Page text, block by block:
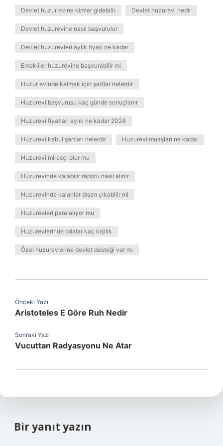
Devlet huzur evine kimler gidebilir Devlet huzurevi nedir
Devlet huzurevine nasıl başvurulur
Devlet huzurevleri aylık fiyatı ne kadar
Emekliler huzurevine başvurabilir mi
Huzur evinde kalmak için şartlar nelerdir
Huzurevi başvurusu kaç günde sonuçlanır
Huzurevi fiyatları aylık ne kadar 2024
Huzurevi kabul şartları nelerdir Huzurevi maaşları ne kadar
Huzurevi mirasçı olur mu
Huzurevinde kalabilir raporu nasıl alınır
Huzurevinde kalanlar dışarı çıkabilir mi
Huzurevleri para alıyor mu
Huzurevlerinde odalar kaç kişilik
Özel huzurevlerine devlet desteği var mı
Önceki Yazı
Aristoteles E Göre Ruh Nedir
Sonraki Yazı
Vucuttan Radyasyonu Ne Atar
Bir yanıt yazın